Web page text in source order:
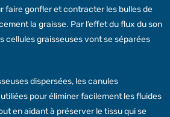
faire gonfler et contracter les bulles de
la graisse. Par l’effet du flux du son
cellules graisseuses vont se séparées
dispersées, les canules
pour éliminer facilement les fluides
en aidant à préserver le tissu qui se